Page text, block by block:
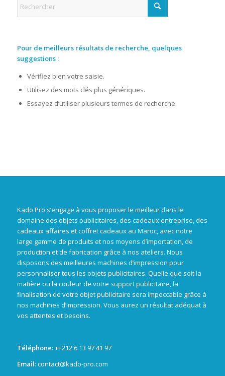
Pour de meilleurs résultats de recherche, quelques
suggestions :
Vérifiez bien votre saisie.
Utilisez des mots clés plus génériques.
Essayez d’utiliser plusieurs termes de recherche.
Kado Pro s’engage à vous proposer le meilleur dans le
domaine des objets publicitaires, des cadeaux entreprise, des
cadeaux affaires et coffret cadeaux au Maroc, avec notre
large gamme de produits et nos moyens d’importation, de
production et de fabrication grâce à nos ateliers. Nous
disposons des meilleures machines d’impression pour
personnaliser tous les objets publicitaires. Quelle que soit la
matière ou la couleur de votre support publicitaire, la
finalisation de votre objet publicitaire sera impeccable grâce à
nos machines d’impression. Vous aurez un résultat adéquat à
vos attentes et besoins.
Téléphone: ++212 6 13 97 41 97
Email: contact@kado-pro.com